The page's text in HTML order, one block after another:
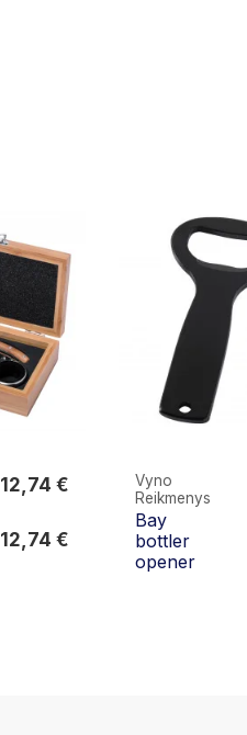
12,74 €
12,74 €
Vyno
Reikmenys
Bay
bottler
opener